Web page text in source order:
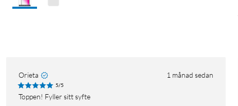
Orieta 1 månad sedan
5/5
Toppen! Fyller sitt syfte